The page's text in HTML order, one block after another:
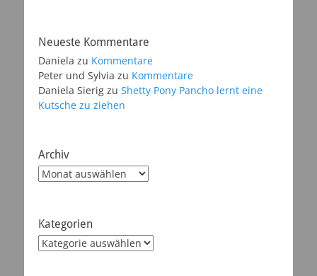
Neueste Kommentare
Daniela zu Kommentare
Peter und Sylvia zu Kommentare
Daniela Sierig zu Shetty Pony Pancho lernt eine
Kutsche zu ziehen
Archiv
Archiv
Kategorien
Kategorien